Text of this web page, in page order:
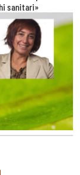
sanitari»